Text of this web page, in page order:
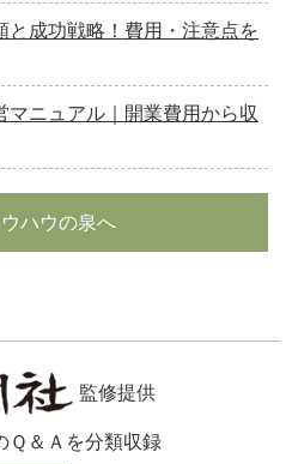
と成功戦略！費用・注意点を
マニュアル｜開業費用から収
ハウの泉へ
監修提供
Ｑ＆Ａを分類収録